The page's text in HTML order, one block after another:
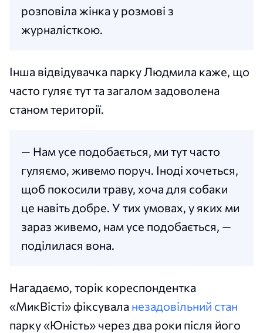
розповіла жінка у розмові з
журналісткою.
Інша відвідувачка парку Людмила каже, що
часто гуляє тут та загалом задоволена
станом території.
— Нам усе подобається, ми тут часто
гуляємо, живемо поруч. Іноді хочеться,
щоб покосили траву, хоча для собаки
це навіть добре. У тих умовах, у яких ми
зараз живемо, нам усе подобається, —
поділилася вона.
Нагадаємо, торік кореспондентка
«МикВісті» фіксувала незадовільний стан
парку «Юність» через два роки після його